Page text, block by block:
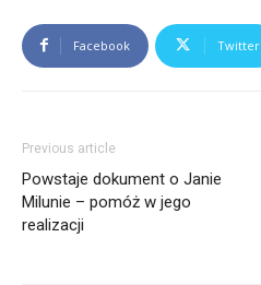
Facebook Twitter
Previous article
Powstaje dokument o Janie
Milunie – pomóż w jego
realizacji